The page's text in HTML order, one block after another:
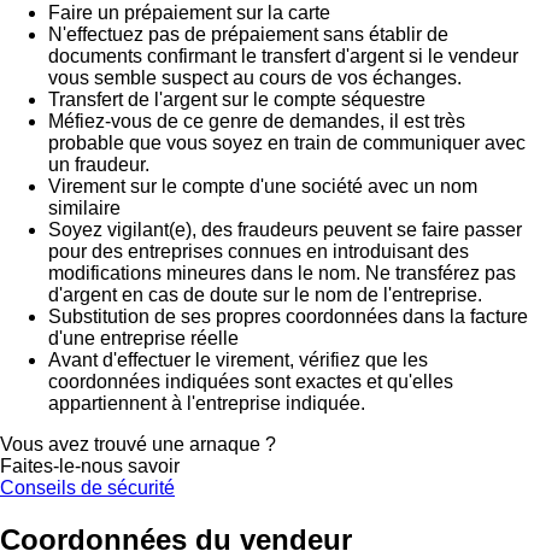
Faire un prépaiement sur la carte
N'effectuez pas de prépaiement sans établir de
documents confirmant le transfert d'argent si le vendeur
vous semble suspect au cours de vos échanges.
Transfert de l'argent sur le compte séquestre
Méfiez-vous de ce genre de demandes, il est très
probable que vous soyez en train de communiquer avec
un fraudeur.
Virement sur le compte d'une société avec un nom
similaire
Soyez vigilant(e), des fraudeurs peuvent se faire passer
pour des entreprises connues en introduisant des
modifications mineures dans le nom. Ne transférez pas
d'argent en cas de doute sur le nom de l'entreprise.
Substitution de ses propres coordonnées dans la facture
d'une entreprise réelle
Avant d'effectuer le virement, vérifiez que les
coordonnées indiquées sont exactes et qu'elles
appartiennent à l'entreprise indiquée.
Vous avez trouvé une arnaque ?
Faites-le-nous savoir
Conseils de sécurité
Coordonnées du vendeur